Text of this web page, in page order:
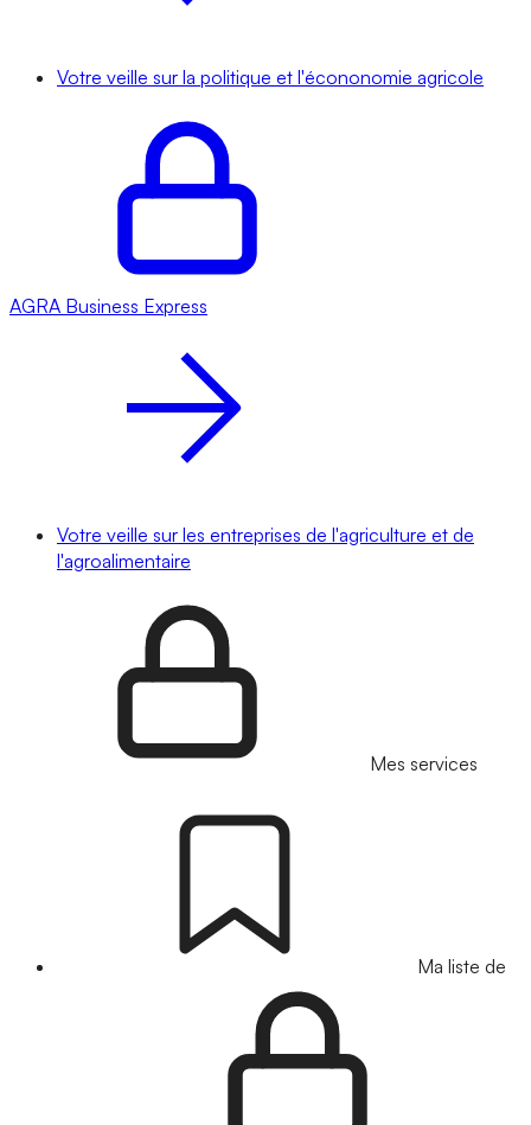
Votre veille sur la politique et l'écononomie agricole
AGRA Business Express
Votre veille sur les entreprises de l'agriculture et de
l'agroalimentaire
Mes services
Ma liste de